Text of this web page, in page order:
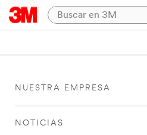
NUESTRA EMPRESA
NOTICIAS